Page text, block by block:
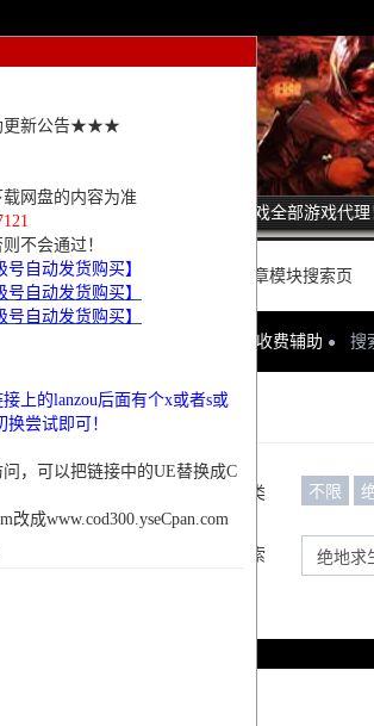
更新公告★★★
网盘的内容为准
不会通过！
自动发货购买】
自动发货购买】
自动发货购买】
上的lanzou后面有个x或者s或
尝试即可！
，可以把链接中的UE替换成C
改成www.cod300.yseCpan.com
诚招热门游戏全部游戏代
这里是普通文章模块搜索页
收费辅助 搜
条件筛选
栏目分类 不限
内容搜索